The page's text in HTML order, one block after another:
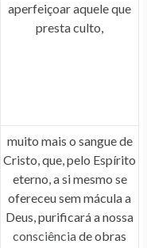
aperfeiçoar aquele que
presta culto,
muito mais o sangue de
Cristo, que, pelo Espírito
eterno, a si mesmo se
ofereceu sem mácula a
Deus, purificará a nossa
consciênciade obras